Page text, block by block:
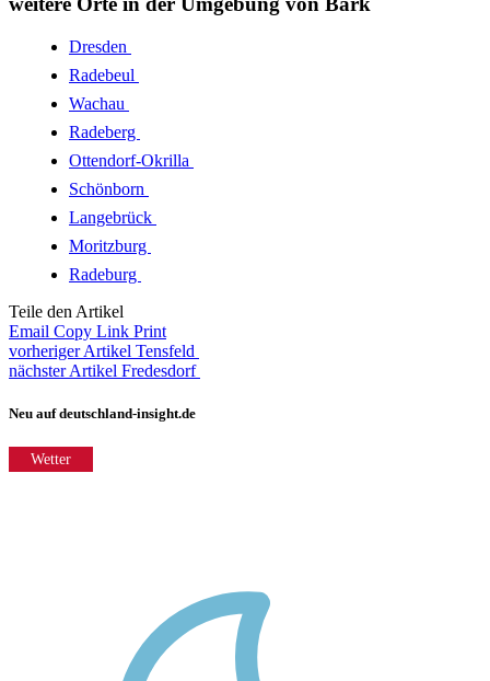
Dresden
Radebeul
Wachau
Radeberg
Ottendorf-Okrilla
Schönborn
Langebrück
Moritzburg
Radeburg
Teile den Artikel
Email Copy Link Print
vorheriger Artikel Tensfeld
nächster Artikel Fredesdorf
Neu auf deutschland-insight.de
Wetter